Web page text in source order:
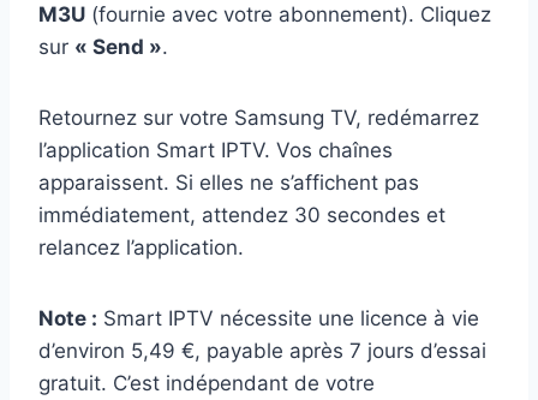
M3U (fournie avec votre abonnement). Cliquez
sur « Send ».
Retournez sur votre Samsung TV, redémarrez
l’application Smart IPTV. Vos chaînes
apparaissent. Si elles ne s’affichent pas
immédiatement, attendez 30 secondes et
relancez l’application.
Note : Smart IPTV nécessite une licence à vie
d’environ 5,49 €, payable après 7 jours d’essai
gratuit. C’est indépendant de votre